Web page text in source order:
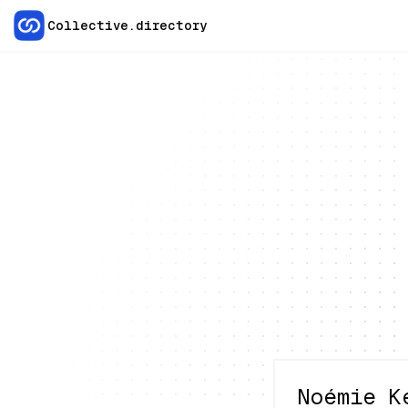
Collective.directory
Noémie